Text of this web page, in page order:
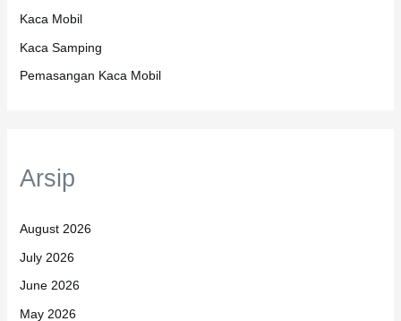
Kaca Mobil
Kaca Samping
Pemasangan Kaca Mobil
Arsip
August 2026
July 2026
June 2026
May 2026